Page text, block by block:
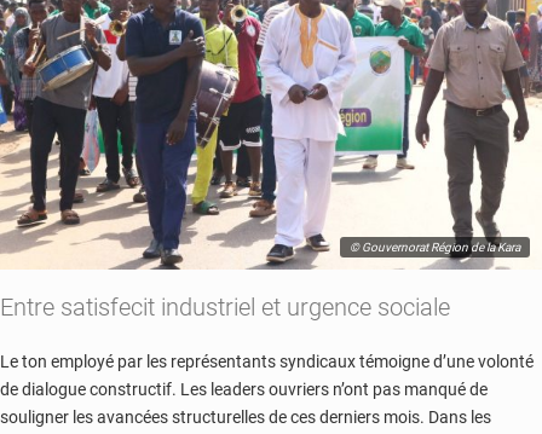
© Gouvernorat Région de la Kara
Entre satisfecit industriel et urgence sociale
Le ton employé par les représentants syndicaux témoigne d’une volonté
de dialogue constructif. Les leaders ouvriers n’ont pas manqué de
souligner les avancées structurelles de ces derniers mois. Dans les